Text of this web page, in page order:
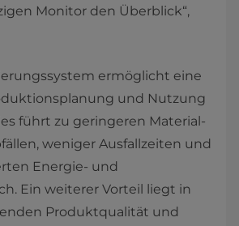
Monitor den Überblick“,
ermöglicht eine
und Nutzung
führt zu geringeren Material-
weniger Ausfallzeiten und
Energie- und
Ein weiterer Vorteil liegt in
Produktqualität und